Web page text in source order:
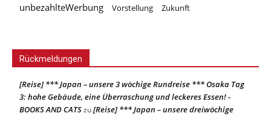
unbezahlteWerbung Vorstellung Zukunft
Rückmeldungen
[Reise] *** Japan – unsere 3 wöchige Rundreise *** Osaka Tag
3: hohe Gebäude, eine Überraschung und leckeres Essen! -
BOOKS AND CATSzu[Reise] *** Japan – unsere dreiwöchige